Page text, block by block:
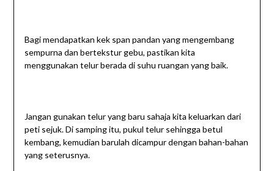
Bagi mendapatkan kek span pandan yang mengembang
sempurna dan bertekstur gebu, pastikan kita
menggunakan telur berada di suhu ruangan yang baik.
Jangan gunakan telur yang baru sahaja kita keluarkan dari
peti sejuk. Di samping itu, pukul telur sehingga betul
kembang, kemudian barulah dicampur dengan bahan-bahan
yang seterusnya.